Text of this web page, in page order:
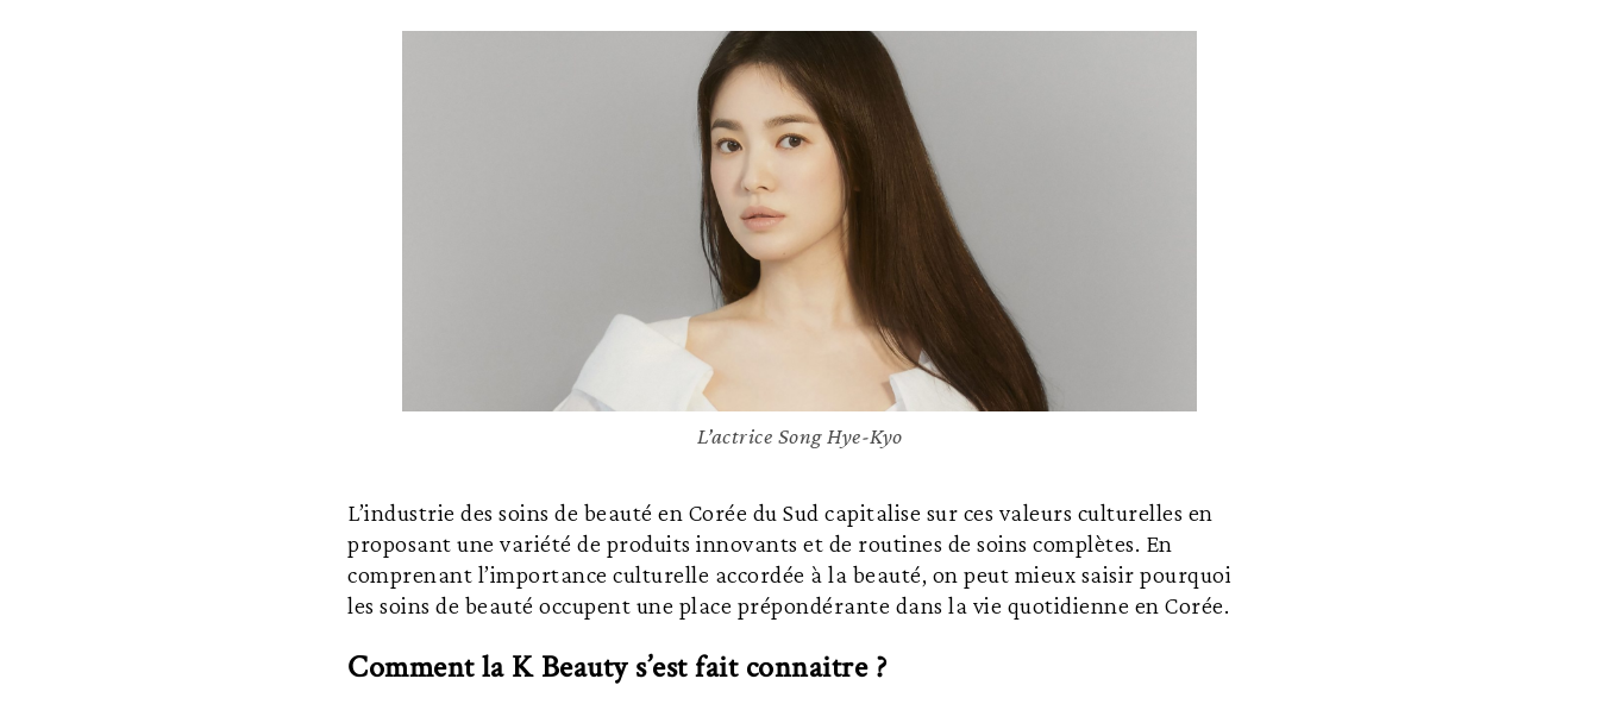
L’actrice Song Hye-Kyo
L’industrie des soins de beauté en Corée du Sud capitalise sur ces valeurs culturelles en
proposant une variété de produits innovants et de routines de soins complètes. En
comprenant l’importance culturelle accordée à la beauté, on peut mieux saisir pourquoi
les soins de beauté occupent une place prépondérante dans la vie quotidienne en Corée.
Comment la K Beauty s’est fait connaitre ?